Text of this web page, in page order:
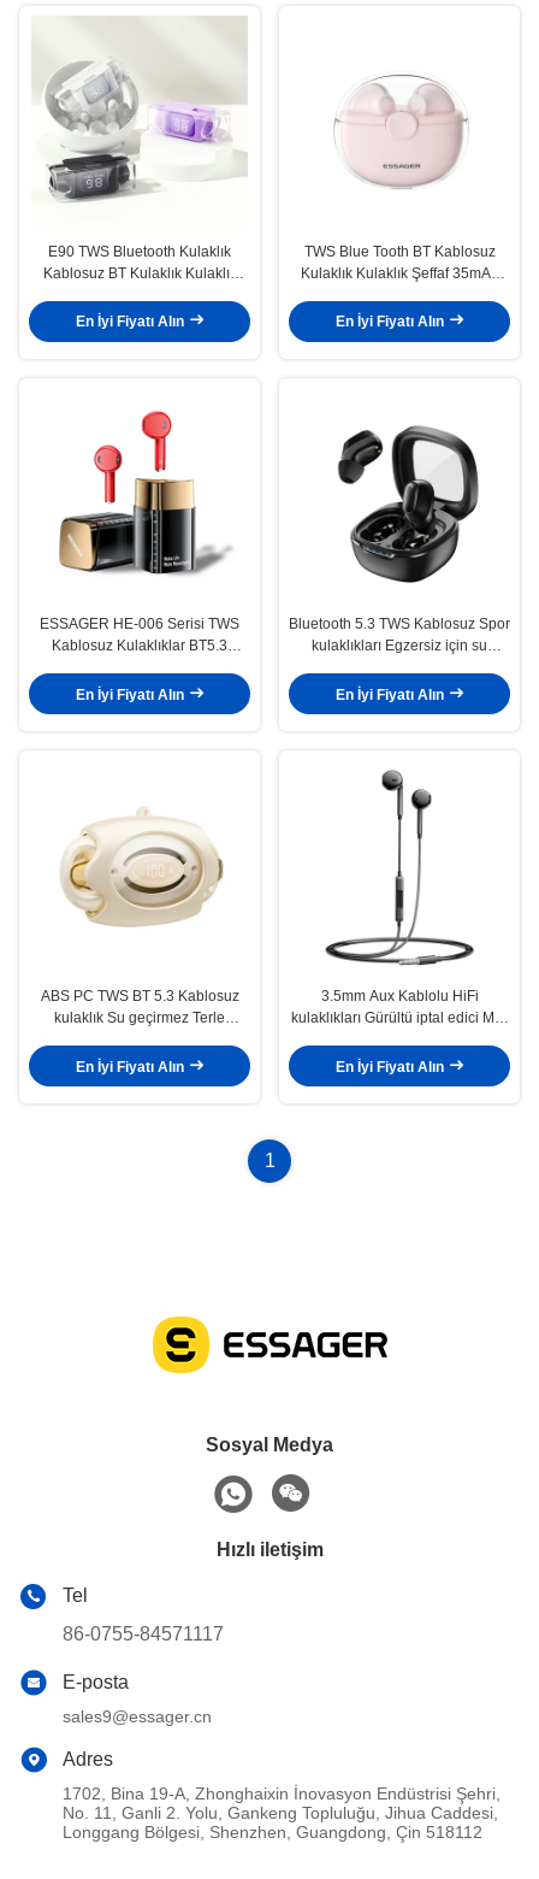
E90 TWS Bluetooth Kulaklık
Kablosuz BT Kulaklık Kulaklık
En İyi Fiyatı Alın
TWS Blue Tooth BT Kablosuz
Kulaklık Kulaklık Şeffaf 35mAh
En İyi Fiyatı Alın
ESSAGER HE-006 Serisi TWS
Kablosuz Kulaklıklar BT5.3
En İyi Fiyatı Alın
Bluetooth 5.3 TWS Kablosuz Spor
kulaklıkları Egzersiz için su
En İyi Fiyatı Alın
ABS PC TWS BT 5.3 Kablosuz
kulaklık Su geçirmez Terle
En İyi Fiyatı Alın
3.5mm Aux Kablolu HiFi
kulaklıkları Gürültü iptal edici MIC
En İyi Fiyatı Alın
1
Sosyal Medya
Hızlı iletişim
Tel
86-0755-84571117
E-posta
sales9@essager.cn
Adres
1702, Bina 19-A, Zhonghaixin İnovasyon Endüstrisi Şehri,
No. 11, Ganli 2. Yolu, Gankeng Topluluğu, Jihua Caddesi,
Longgang Bölgesi, Shenzhen, Guangdong, Çin 518112